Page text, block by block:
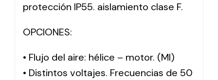
protección IP55. aislamiento clase F.
OPCIONES:
• Flujo del aire: hélice – motor. (MI)
• Distintos voltajes. Frecuencias de 50